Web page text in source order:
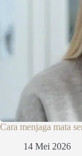
Cara menjaga mata
14 Mei 2026